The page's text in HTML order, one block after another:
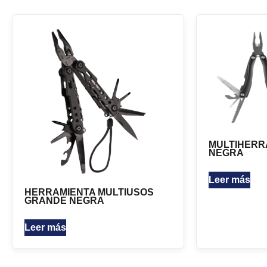
HERRAMIENTA MULTIUSOS
GRANDE NEGRA
Leer más
NEGRA
Leer más